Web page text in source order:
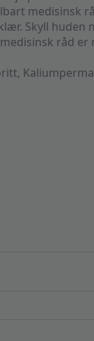
medisinsk
Skyll huden
råd er